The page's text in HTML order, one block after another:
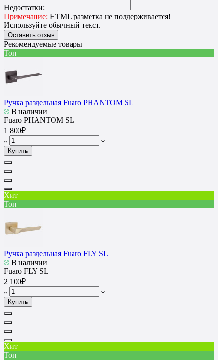
Недостатки:
Примечание: HTML разметка не поддерживается!
Используйте обычный текст.
Оставить отзыв
Рекомендуемые товары
Топ
Ручка раздельная Fuaro PHANTOM SL
В наличии
Fuaro PHANTOM SL
1 800₽
Купить
Хит
Топ
Ручка раздельная Fuaro FLY SL
В наличии
Fuaro FLY SL
2 100₽
Купить
Хит
Топ